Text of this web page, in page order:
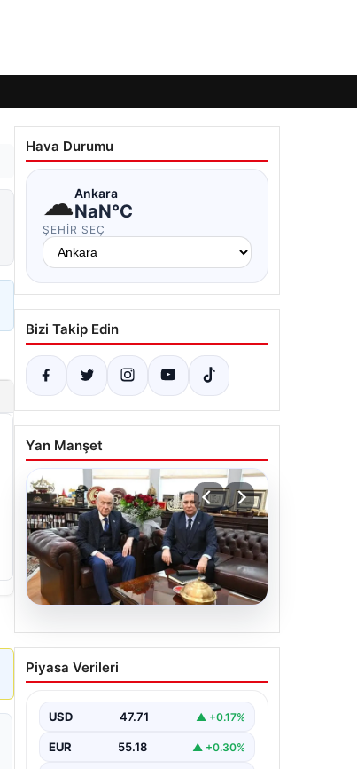
Hava Durumu
☁Ankara
NaN°C
ŞEHIR SEÇ
Bizi Takip Edin
Yan Manşet
06.08.2026
‘Çerçeve Yasa’ya imza
atmayan tek MHP’li
Piyasa Verileri
USD 47.71 ▲ +0.17%
EUR 55.18 ▲ +0.30%